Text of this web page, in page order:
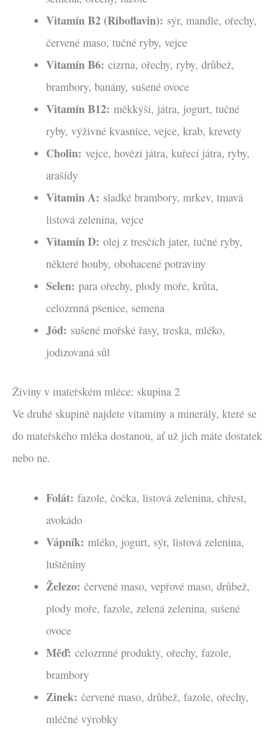
Vitamín B2 (Riboflavin): sýr, mandle, ořechy,
červené maso, tučné ryby, vejce
Vitamín B6: cizrna, ořechy, ryby, drůbež,
brambory, banány, sušené ovoce
Vitamín B12: měkkýši, játra, jogurt, tučné
ryby, výživné kvasnice, vejce, krab, krevety
Cholin: vejce, hovězí játra, kuřecí játra, ryby,
arašídy
Vitamin A: sladké brambory, mrkev, tmavá
listová zelenina, vejce
Vitamín D: olej z tresčích jater, tučné ryby,
některé houby, obohacené potraviny
Selen: para ořechy, plody moře, krůta,
celozrnná pšenice, semena
Jód: sušené mořské řasy, treska, mléko,
jodizovaná sůl
Živiny v mateřském mléce: skupina 2
Ve druhé skupině najdete vitamíny a minerály, které se
do mateřského mléka dostanou, ať už jich máte dostatek
nebo ne.
Folát: fazole, čočka, listová zelenina, chřest,
avokádo
Vápník: mléko, jogurt, sýr, listová zelenina,
luštěniny
Železo: červené maso, vepřové maso, drůbež,
plody moře, fazole, zelená zelenina, sušené
ovoce
Měď: celozrnné produkty, ořechy, fazole,
brambory
Zinek: červené maso, drůbež, fazole, ořechy,
mléčné výrobky